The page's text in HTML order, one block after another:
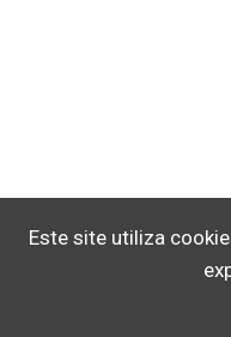
Este site utiliza